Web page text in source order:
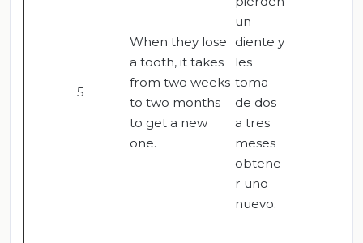
5
When they lose
a tooth, it takes
from two weeks
to two months
to get a new
one.
un
diente y
les
toma
de dos
a tres
meses
obtene
r uno
nuevo.